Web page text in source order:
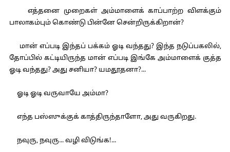
எத்தனை முறைகள் அம்மாளைக் காப்பாற்ற விளக்கும்
பாலாகம்பும் கொண்டு பின்னே சென்றிருக்கிறான்?
மான் எப்படி இந்தப் பக்கம் ஓடி வந்தது? இந்த நடுப்பகலில்,
தோப்பில் கட்டியிருந்த மான் எப்படி இங்கே அம்மாளைக் குத்த
ஓடி வந்தது? அது சனியா? யமதூதனா?...
ஓடி ஓடி வருவாயே அம்மா?
எந்த பஸ்ஸுக்குக் காத்திருந்தாளோ, அது வருகிறது.
நவுரு, நவுரு... வழி விடுங்க!...